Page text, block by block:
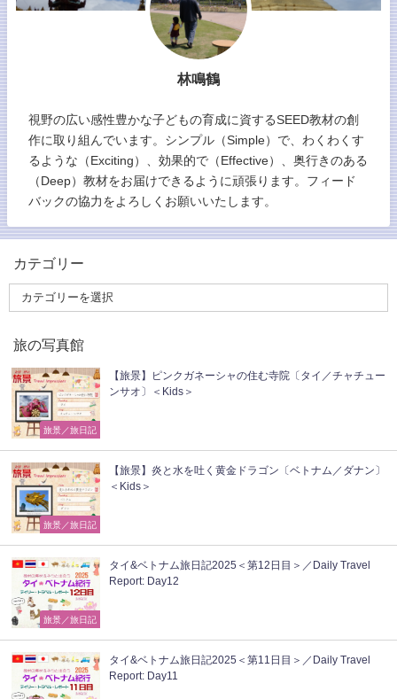
林鳴鶴
視野の広い感性豊かな子どもの育成に資するSEED教材の創
作に取り組んでいます。シンプル（Simple）で、わくわくす
るような（Exciting）、効果的で（Effective）、奥行きのある
（Deep）教材をお届けできるように頑張ります。フィード
バックの協力をよろしくお願いいたします。
カテゴリー
旅の写真館
旅景／旅日記
【旅景】ピンクガネーシャの住む寺院〔タイ／チャチュー
ンサオ〕＜Kids＞
旅景／旅日記
【旅景】炎と水を吐く黄金ドラゴン〔ベトナム／ダナン〕
＜Kids＞
旅景／旅日記
タイ&ベトナム旅日記2025＜第12日目＞／Daily Travel
Report: Day12
タイ&ベトナム旅日記2025＜第11日目＞／Daily Travel
Report: Day11